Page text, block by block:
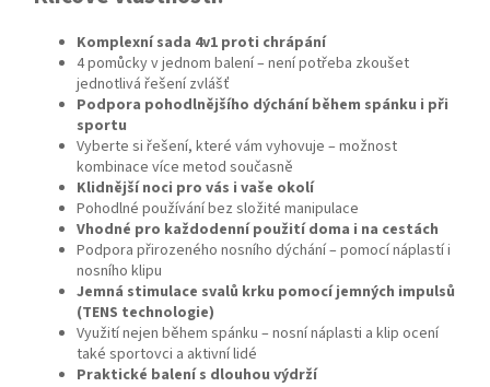
Komplexní sada 4v1 proti chrápání
4 pomůcky v jednom balení – není potřeba zkoušet
jednotlivá řešení zvlášť
Podpora pohodlnějšího dýchání během spánku i při
sportu
Vyberte si řešení, které vám vyhovuje – možnost
kombinace více metod současně
Klidnější noci pro vás i vaše okolí
Pohodlné používání bez složité manipulace
Vhodné pro každodenní použití doma i na cestách
Podpora přirozeného nosního dýchání – pomocí náplastí i
nosního klipu
Jemná stimulace svalů krku pomocí jemných impulsů
(TENS technologie)
Využití nejen během spánku – nosní náplasti a klip ocení
také sportovci a aktivní lidé
Praktické balení s dlouhou výdrží